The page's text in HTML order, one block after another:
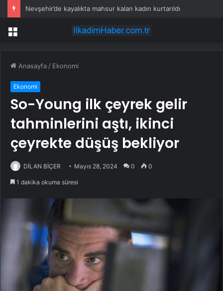
Nevşehir’de kayalıkta mahsur kalan kadın kurtarıldı
Menü
Anasayfa / Ekonomi
Ekonomi
So-Young ilk çeyrek gelir
tahminlerini aştı, ikinci
çeyrekte düşüş bekliyor
DİLAN BİÇER Mayıs 28, 2024 0 0
1 dakika okuma süresi